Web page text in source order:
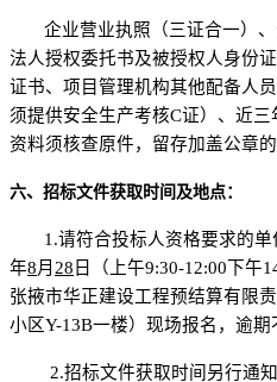
企业营业执照（三证合一）、
法人授权委托书及被授权人身份证
证书、 项目管理机构其他配备人
须提供安全生产考核C证）、 近三
资料须核查原件，留存加盖公章的
六、 招标文件获取时间及地点：
1.请符合投标人资格要求的单
年8月 28 日（上午9:30-12:00下午
张掖市华正建设工程预结算有限
小区Y-13B一楼）现场报名，逾期
2.招标文件获取时间另行通知